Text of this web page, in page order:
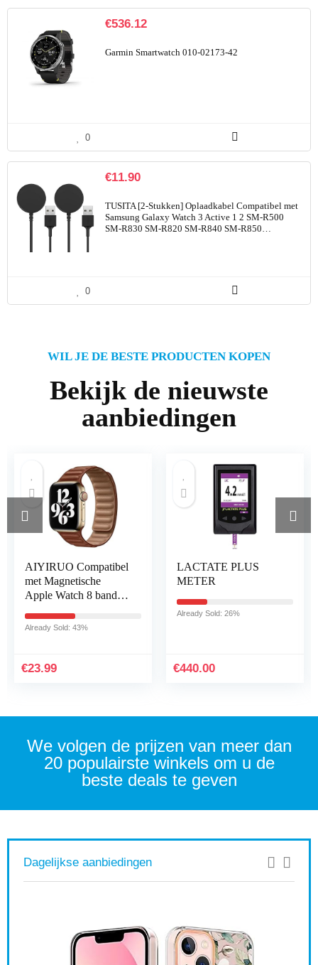
€536.12
Garmin Smartwatch 010-02173-42
0
€11.90
TUSITA [2-Stukken] Oplaadkabel Compatibel met
Samsung Galaxy Watch 3 Active 1 2 SM-R500
SM-R830 SM-R820 SM-R840 SM-R850…
0
WIL JE DE BESTE PRODUCTEN KOPEN
Bekijk de nieuwste
aanbiedingen
AIYIRUO Compatibel
met Magnetische
Apple Watch 8 bandje
Horlogeband Leer
Already Sold: 43%
€23.99
LACTATE PLUS
METER
Already Sold: 26%
€440.00
We volgen de prijzen van meer dan
20 populairste winkels om u de
beste deals te geven
Dagelijkse aanbiedingen